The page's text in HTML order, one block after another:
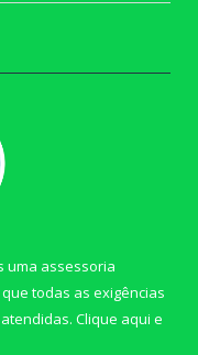
uma assessoria
todas as exigências
Clique aqui e